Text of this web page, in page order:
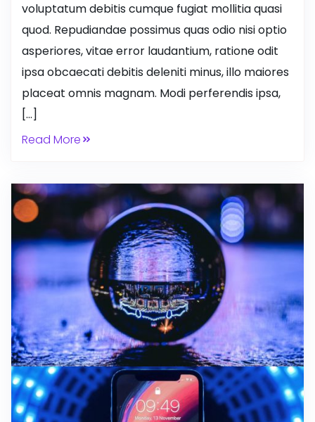
voluptatum debitis cumque fugiat mollitia quasi
quod. Repudiandae possimus quas odio nisi optio
asperiores, vitae error laudantium, ratione odit
ipsa obcaecati debitis deleniti minus, illo maiores
placeat omnis magnam. Modi perferendis ipsa,
[…]
Read More